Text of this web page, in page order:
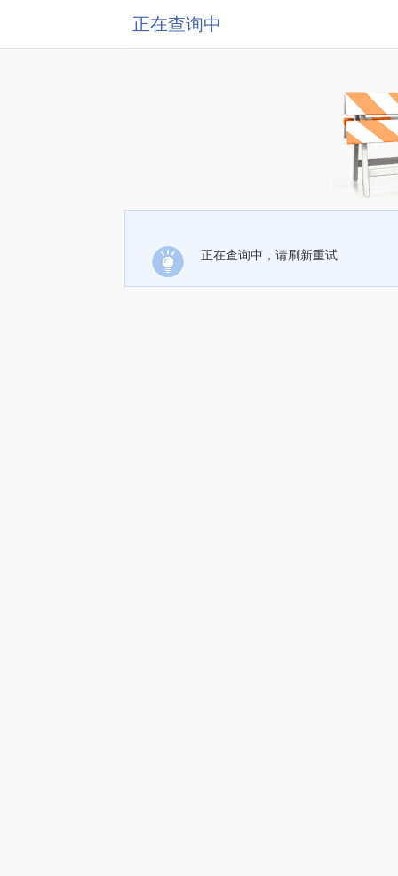
正在查询中
正在查询中，请刷新重试